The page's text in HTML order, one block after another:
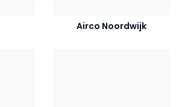
Airco Noordwijk